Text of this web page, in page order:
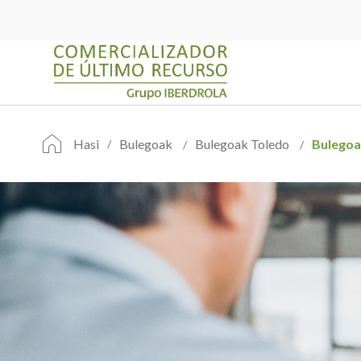
Hasi Bulegoak Bulegoak Toledo